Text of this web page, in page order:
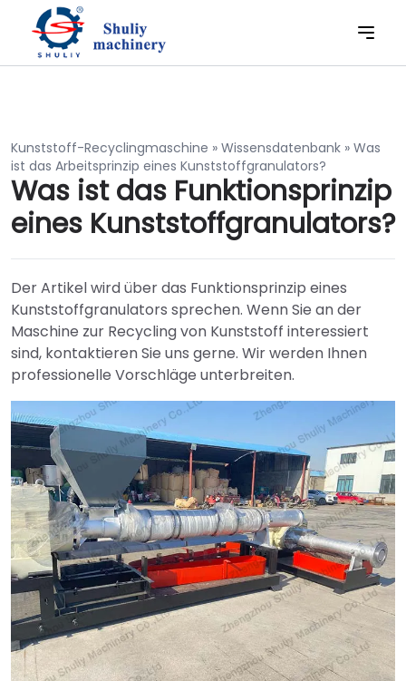
Kunststoff-Recyclingmaschine » Wissensdatenbank » Was
ist das Arbeitsprinzip eines Kunststoffgranulators?
Was ist das Funktionsprinzip
eines Kunststoffgranulators?
Der Artikel wird über das Funktionsprinzip eines
Kunststoffgranulators sprechen. Wenn Sie an der
Maschine zur Recycling von Kunststoff interessiert
sind, kontaktieren Sie uns gerne. Wir werden Ihnen
professionelle Vorschläge unterbreiten.